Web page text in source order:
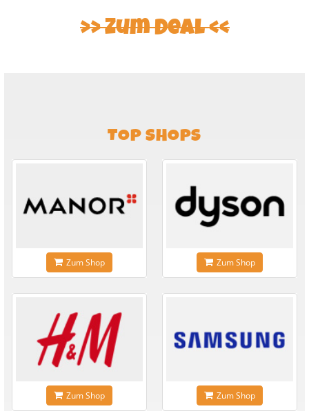
Zum Deal
TOP SHOPS
Zum Shop Zum Shop
Zum Shop Zum Shop